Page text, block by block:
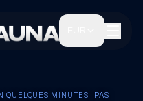
QUELQUES MINUTES · PAS